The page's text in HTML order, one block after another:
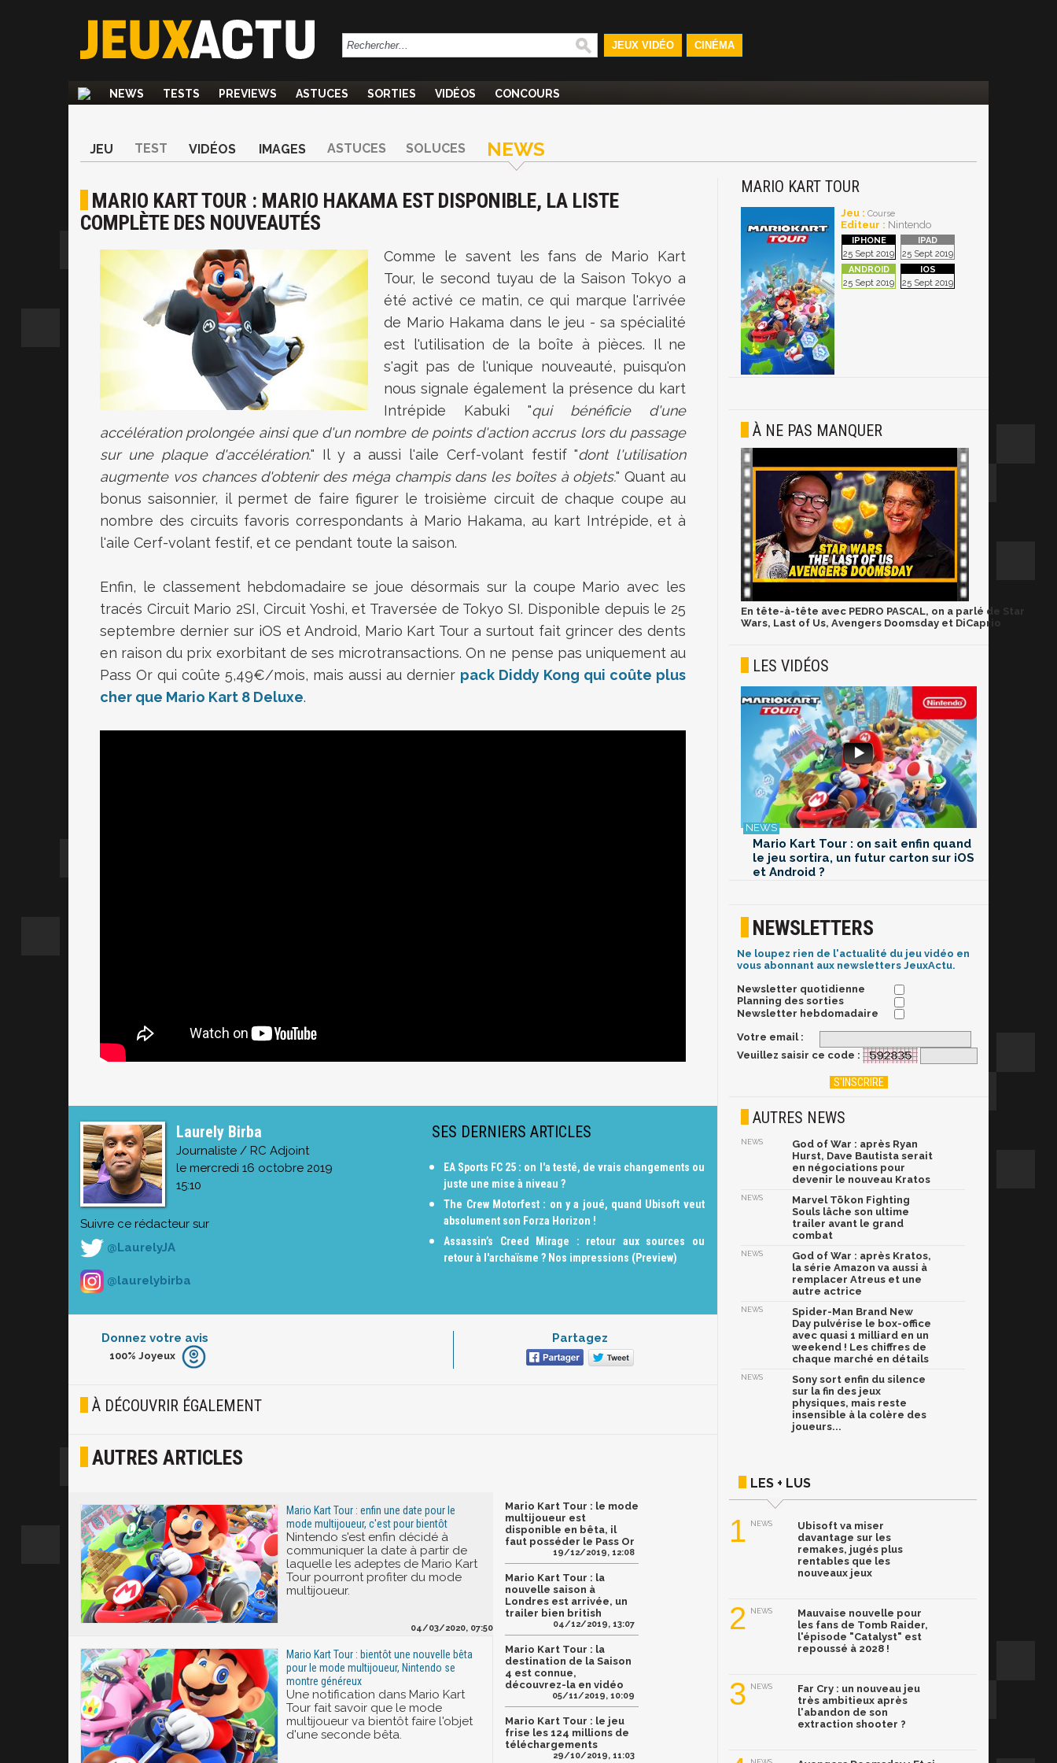
JEUX VIDÉO CINÉMA
NEWS TESTS PREVIEWS ASTUCES SORTIES VIDÉOS CONCOURS
JEU TEST VIDÉOS IMAGES ASTUCES SOLUCES NEWS
MARIO KART TOUR : MARIO HAKAMA EST DISPONIBLE, LA LISTE
COMPLÈTE DES NOUVEAUTÉS
Comme le savent les fans de Mario Kart
Tour, le second tuyau de la Saison Tokyo a
été activé ce matin, ce qui marque l'arrivée
de Mario Hakama dans le jeu - sa spécialité
est l'utilisation de la boîte à pièces. Il ne
s'agit pas de l'unique nouveauté, puisqu'on
nous signale également la présence du kart
Intrépide Kabuki "qui bénéficie d'une
accélération prolongée ainsi que d'un nombre de points d'action accrus lors du passage
sur une plaque d'accélération." Il y a aussi l'aile Cerf-volant festif "dont l'utilisation
augmente vos chances d'obtenir des méga champis dans les boîtes à objets." Quant au
bonus saisonnier, il permet de faire figurer le troisième circuit de chaque coupe au
nombre des circuits favoris correspondants à Mario Hakama, au kart Intrépide, et à
l'aile Cerf-volant festif, et ce pendant toute la saison.
Enfin, le classement hebdomadaire se joue désormais sur la coupe Mario avec les
tracés Circuit Mario 2SI, Circuit Yoshi, et Traversée de Tokyo SI. Disponible depuis le 25
septembre dernier sur iOS et Android, Mario Kart Tour a surtout fait grincer des dents
en raison du prix exorbitant de ses microtransactions. On ne pense pas uniquement au
Pass Or qui coûte 5,49€/mois, mais aussi au dernier pack Diddy Kong qui coûte plus
cher que Mario Kart 8 Deluxe.
Laurely Birba
Journaliste / RC Adjoint
le mercredi 16 octobre 2019
15:10
Suivre ce rédacteur sur
@LaurelyJA
@laurelybirba
SES DERNIERS ARTICLES
EA Sports FC 25 : on l'a testé, de vrais changements ou
juste une mise à niveau ?
The Crew Motorfest : on y a joué, quand Ubisoft veut
absolument son Forza Horizon !
Assassin’s Creed Mirage : retour aux sources ou
retour à l'archaïsme ? Nos impressions (Preview)
Donnez votre avis
Furieux
Joyeux
100% Joyeux
Partagez
À DÉCOUVRIR ÉGALEMENT
AUTRES ARTICLES
Mario Kart Tour : enfin une date pour le
mode multijoueur, c'est pour bientôt
Nintendo s'est enfin décidé à
communiquer la date à partir de
laquelle les adeptes de Mario Kart
Tour pourront profiter du mode
multijoueur.
04/03/2020, 07:50
Mario Kart Tour : bientôt une nouvelle bêta
pour le mode multijoueur, Nintendo se
montre généreux
Une notification dans Mario Kart
Tour fait savoir que le mode
multijoueur va bientôt faire l'objet
d'une seconde bêta.
Mario Kart Tour : le mode
multijoueur est
disponible en bêta, il
faut posséder le Pass Or
19/12/2019, 12:08
Mario Kart Tour : la
nouvelle saison à
Londres est arrivée, un
trailer bien british
04/12/2019, 13:07
Mario Kart Tour : la
destination de la Saison
4 est connue,
découvrez-la en vidéo
05/11/2019, 10:09
Mario Kart Tour : le jeu
frise les 124 millions de
téléchargements
29/10/2019, 11:03
MARIO KART TOUR
Jeu : Course
Editeur : Nintendo
25 Sept 2019 25 Sept 2019
25 Sept 2019 25 Sept 2019
À NE PAS MANQUER
En tête-à-tête avec PEDRO PASCAL, on a parlé de Star
Wars, Last of Us, Avengers Doomsday et DiCaprio
LES VIDÉOS
Mario Kart Tour : on sait enfin quand
le jeu sortira, un futur carton sur iOS
et Android ?
NEWSLETTERS
Ne loupez rien de l'actualité du jeu vidéo en
vous abonnant aux newsletters JeuxActu.
Newsletter quotidienne
Planning des sorties
Newsletter hebdomadaire
Votre email :
Veuillez saisir ce code :
AUTRES NEWS
NEWS
God of War : après Ryan
Hurst, Dave Bautista serait
en négociations pour
devenir le nouveau Kratos
NEWS
Marvel Tōkon Fighting
Souls lâche son ultime
trailer avant le grand
combat
NEWS
God of War : après Kratos,
la série Amazon va aussi à
remplacer Atreus et une
autre actrice
NEWS
Spider-Man Brand New
Day pulvérise le box-office
avec quasi 1 milliard en un
weekend ! Les chiffres de
chaque marché en détails
NEWS
Sony sort enfin du silence
sur la fin des jeux
physiques, mais reste
insensible à la colère des
joueurs...
LES + LUS
1 NEWS
Ubisoft va miser
davantage sur les
remakes, jugés plus
rentables que les
nouveaux jeux
2 NEWS
Mauvaise nouvelle pour
les fans de Tomb Raider,
l'épisode "Catalyst" est
repoussé à 2028 !
3 NEWS
Far Cry : un nouveau jeu
très ambitieux après
l'abandon de son
extraction shooter ?